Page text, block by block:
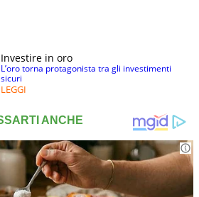
Investire in oro
L’oro torna protagonista tra gli investimenti
sicuri
LEGGI